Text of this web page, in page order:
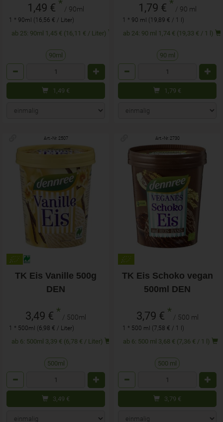
1,49 € * / 90ml
1 * 90ml (16,56 € / Liter)
ab 25: 90ml 1,45 € (16,11 € / Liter)
90ml
1,49 €
1,79 € * / 90 ml
1 * 90 ml (19,89 € / 1 l)
ab 24: 90 ml 1,74 € (19,33 € / 1 l)
90 ml
1,79 €
Art.-Nr. 2507
TK Eis Vanille 500g
DEN
3,49 € * / 500ml
1 * 500ml (6,98 € / Liter)
ab 6: 500ml 3,39 € (6,78 € / Liter)
500ml
3,49 €
Art.-Nr. 2730
TK Eis Schoko vegan
500ml DEN
3,79 € * / 500 ml
1 * 500 ml (7,58 € / 1 l)
ab 6: 500 ml 3,68 € (7,36 € / 1 l)
500 ml
3,79 €